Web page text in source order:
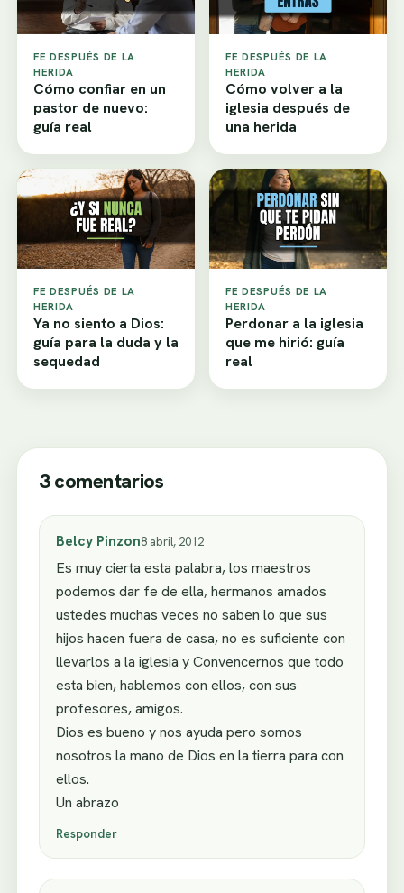
FE DESPUÉS DE LA
HERIDA
Cómo confiar en un
pastor de nuevo:
guía real
FE DESPUÉS DE LA
HERIDA
Cómo volver a la
iglesia después de
una herida
FE DESPUÉS DE LA
HERIDA
Ya no siento a Dios:
guía para la duda y la
sequedad
FE DESPUÉS DE LA
HERIDA
Perdonar a la iglesia
que me hirió: guía
real
3 comentarios
Belcy Pinzon8 abril, 2012
Es muy cierta esta palabra, los maestros
podemos dar fe de ella, hermanos amados
ustedes muchas veces no saben lo que sus
hijos hacen fuera de casa, no es suficiente con
llevarlos a la iglesia y Convencernos que todo
esta bien, hablemos con ellos, con sus
profesores, amigos.
Dios es bueno y nos ayuda pero somos
nosotros la mano de Dios en la tierra para con
ellos.
Un abrazo
Responder